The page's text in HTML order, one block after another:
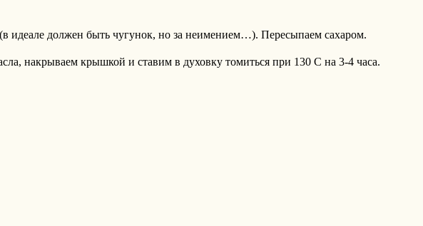
идеале должен быть чугунок, но за неимением…). Пересыпаем сахаром.
накрываем крышкой и ставим в духовку томиться при 130 С на 3-4 часа.